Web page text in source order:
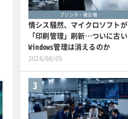
プリンタ・複合機
情シス騒然、マイクロソフトが
「印刷管理」刷新…ついに古い
Windows管理は消えるのか
2026/08/05
3